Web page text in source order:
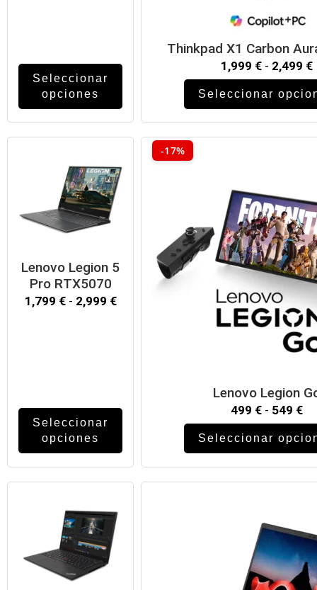
Seleccionar
opciones
Thinkpad X1 Carbon
1,999 € - 2,499 €
Seleccionar
Lenovo Legion 5
Pro RTX5070
1,799 € - 2,999 €
Seleccionar
opciones
-17%
Lenovo Legion
499 € - 549 €
Seleccionar